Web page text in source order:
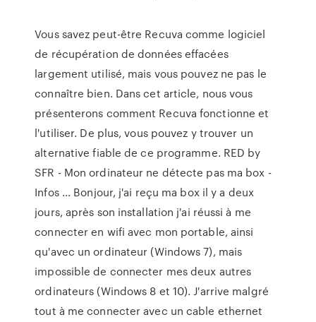
Vous savez peut-être Recuva comme logiciel
de récupération de données effacées
largement utilisé, mais vous pouvez ne pas le
connaître bien. Dans cet article, nous vous
présenterons comment Recuva fonctionne et
l'utiliser. De plus, vous pouvez y trouver un
alternative fiable de ce programme. RED by
SFR - Mon ordinateur ne détecte pas ma box -
Infos ... Bonjour, j'ai reçu ma box il y a deux
jours, après son installation j'ai réussi à me
connecter en wifi avec mon portable, ainsi
qu'avec un ordinateur (Windows 7), mais
impossible de connecter mes deux autres
ordinateurs (Windows 8 et 10). J'arrive malgré
tout à me connecter avec un cable ethernet